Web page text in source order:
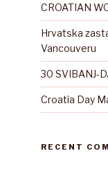
CROATIAN
Hrvatska
Vancouveru
30 SVIBANJ-
Croatia Day
RECENT